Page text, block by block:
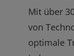
Mit über
von
optimale